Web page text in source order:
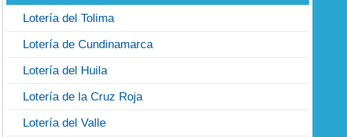
Lotería del Tolima
Lotería de Cundinamarca
Lotería del Huila
Lotería de la Cruz Roja
Lotería del Valle